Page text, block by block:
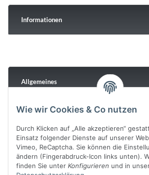
Informationen
Allgemeines
Wie wir Cookies & Co nutzen
Durch Klicken auf „Alle akzeptieren“
Einsatz folgender Dienste auf unserer
Vimeo, ReCaptcha. Sie können die
ändern (Fingerabdruck-Icon links unten).
finden Sie unter Konfigurieren und in